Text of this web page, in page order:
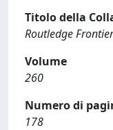
Titolo della
Routledge
Volume
260
Numero di
178